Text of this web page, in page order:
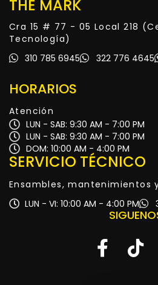
THE MARK
Cra 15 # 77 - 05 Local 218
Tecnología)
310 785 6945
322 776 4645
HORARIOS
Atención
LUN - SAB: 9:30 AM - 7:00 PM
LUN - SAB: 9:30 AM - 7:00 PM
DOM: 10:00 AM - 4:00 PM
SERVICIO TÉCNICO
Ensambles, mantenimientos
LUN - VI: 10:00 AM - 4:00 PM